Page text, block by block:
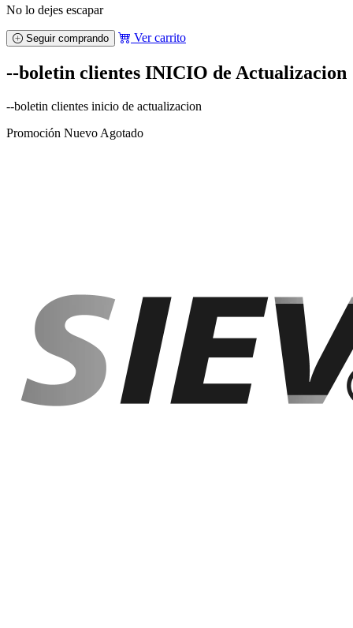
No lo dejes escapar
Seguir comprando Ver carrito
--boletin clientes INICIO de Actualizacion
--boletin clientes inicio de actualizacion
Promoción Nuevo Agotado